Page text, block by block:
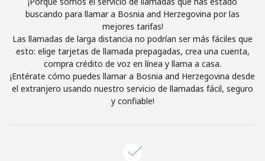
¡Hola!
Inicia sesión oREGÍSTRATE →
buscando para llamar a Bosnia and Herzegovina por las
mejores tarifas!
Las llamadas de larga distancia no podrían ser más fáciles que
esto: elige tarjetas de llamada prepagadas, crea una cuenta,
compra crédito de voz en línea y llama a casa.
¡Entérate cómo puedes llamar a Bosnia and Herzegovina desde
el extranjero usando nuestro servicio de llamadas fácil, seguro
y confiable!